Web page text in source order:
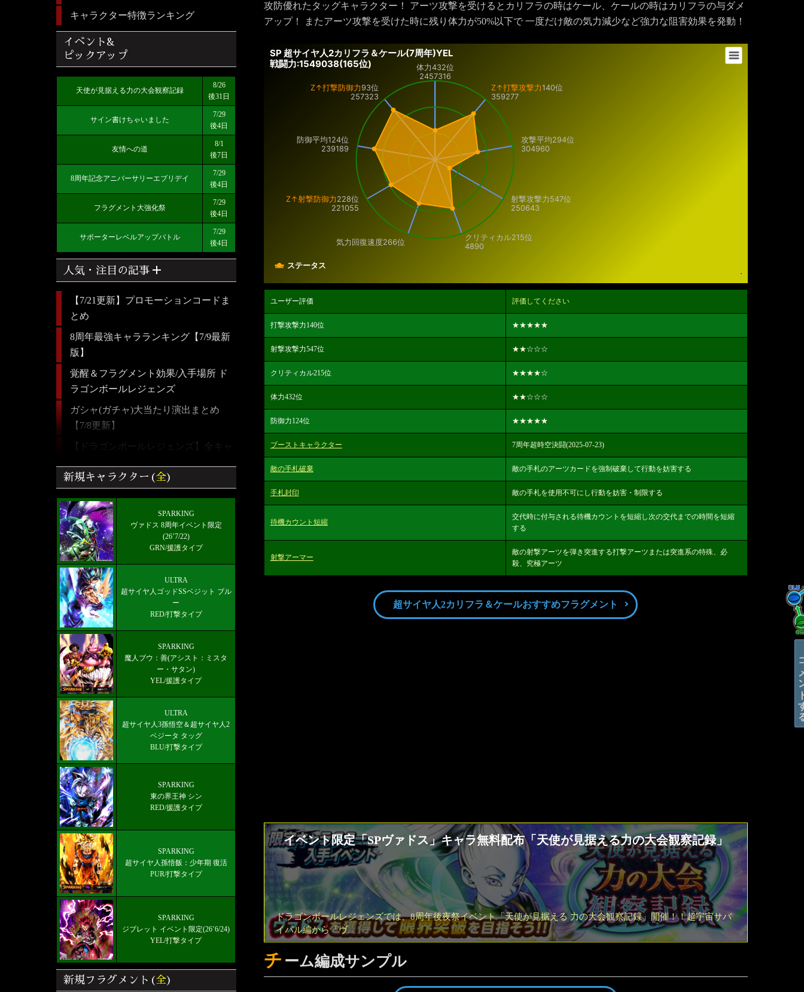
攻防優れたタッグキャラクター！ アーツ攻撃を受けるとカリフラの時はケール、ケールの時はカリフラの与ダメ
アップ！ またアーツ攻撃を受けた時に残り体力が50%以下で 一度だけ敵の気力減少など強力な阻害効果を発動！
SP 超サイヤ人2カリフラ＆ケール(7周年)YEL
戦闘力:1549038(165位)
ステータス
体力432位
2457316
Z↑打撃攻撃力140位
359277
攻撃平均294位
304960
射撃攻撃力 547位
250643
クリティカル215位
4890
気力回復速度266位
Z↑射撃防御力 228位
221055
防御平均124位
239189
Z↑打撃防御力93位
257323
ユーザー評価 評価してください
打撃攻撃力140位 ★★★★★
射撃攻撃力547位 ★★☆☆☆
クリティカル215位 ★★★★☆
体力432位 ★★☆☆☆
防御力124位 ★★★★★
ブーストキャラクター 7周年超時空決闘(2025-07-23)
敵の手札破棄 敵の手札のアーツカードを強制破棄して行動を妨害する
手札封印 敵の手札を使用不可にし行動を妨害・制限する
待機カウント短縮
交代時に付与される待機カウントを短縮し次の交代までの時間を短縮
する
射撃アーマー
敵の射撃アーツを弾き突進する打撃アーツまたは突進系の特殊、必
殺、究極アーツ
超サイヤ人2カリフラ＆ケールおすすめフラグメント
イベント限定「SPヴァドス」キャラ無料配布「天使が見据える力の大会観察記録」
ドラゴンボールレジェンズでは、8周年後夜祭イベント「天使が見据える 力の大会観察記録」開催！！超宇宙サバ
イバル編から「ヴ
チ ーム編成サンプル
キャラクター特徴ランキング
イベント&
ピックアップ
天使が見据える力の大会観察記録
8/26
後31日
サイン書けちゃいました
7/29
後4日
友情への道
8/1
後7日
8周年記念アニバーサリーエブリデイ
7/29
後4日
フラグメント大強化祭
7/29
後4日
サポーターレベルアップバトル
7/29
後4日
人気・注目の記事 add
【7/21更新】プロモーションコードま
とめ
8周年最強キャラランキング【7/9最新
版】
覚醒＆フラグメント効果/入手場所 ド
ラゴンボールレジェンズ
ガシャ(ガチャ)大当たり演出まとめ
【7/8更新】
【ドラゴンボールレジェンズ】全キャ
最強パーティーとランキング！【5/24
更新】
ULTRA 超サイヤ人ゴッドSSベジット
RED赤属性 レベル5000フルブースト
限界突破★7+
好きなキャラから選ぶチーム編成【パ
ーティー】
最新メインストーリー「第19部3章
(6/10)」配信【更新履歴】
ULTRA「超サイヤ人ゴッドSSベジッ
トブルー」のオススメのパーティー編
成
新規キャラクター(全)
SPARKING
ヴァドス 8周年イベント限定
(26’7/22)
GRN/援護タイプ
ULTRA
超サイヤ人ゴッドSSベジット ブル
ー
RED/打撃タイプ
SPARKING
魔人ブウ：善(アシスト：ミスタ
ー・サタン)
YEL/援護タイプ
ULTRA
超サイヤ人3孫悟空＆超サイヤ人2
ベジータ タッグ
BLU/打撃タイプ
SPARKING
東の界王神 シン
RED/援護タイプ
SPARKING
超サイヤ人孫悟飯：少年期 復活
PUR/打撃タイプ
SPARKING
ジブレット イベント限定(26’6/24)
YEL/打撃タイプ
新規フラグメント(全)
コ